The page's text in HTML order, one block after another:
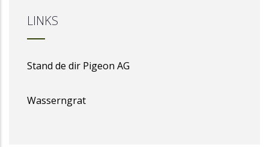
LINKS
Stand de dir Pigeon AG
Wasserngrat